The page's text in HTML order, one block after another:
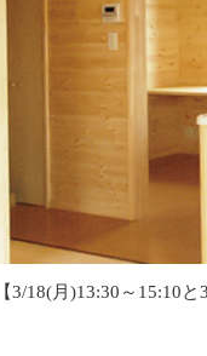
【3/18(月)13:30～15:10